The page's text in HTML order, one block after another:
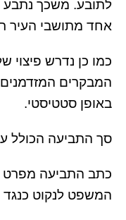
אחד מתושבי העיר
המבקרים המזדמנים
באופן סטטיסטי.
סך התביעה הכולל עומד על
כתב התביעה
המשפט לנקוט כנגד